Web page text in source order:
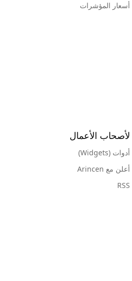
أسعار المؤشرات
لأصحاب الأعمال
أدوات (Widgets)
أعلن مع Arincen
RSS